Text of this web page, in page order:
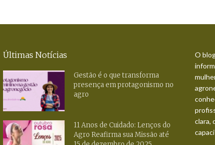
Últimas Notícias
Gestão é o que transforma
presença em protagonismo no
agro
11 Anos de Cuidado: Lenços do
Agro Reafirma sua Missão até
O
clara,